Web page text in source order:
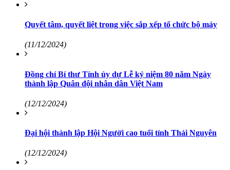
Quyết tâm, quyết liệt trong việc sắp xếp tổ chức bộ máy
(11/12/2024)
Đồng chí Bí thư Tỉnh ủy dự Lễ kỷ niệm 80 năm Ngày
thành lập Quân đội nhân dân Việt Nam
(12/12/2024)
Đại hội thành lập Hội Người cao tuổi tỉnh Thái Nguyên
(12/12/2024)